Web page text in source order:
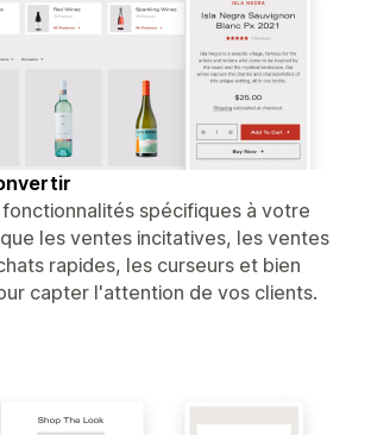
spécifiques à votre
les ventes incitatives, les ventes
rapides, les curseurs et bien
capter l'attention de vos clients.